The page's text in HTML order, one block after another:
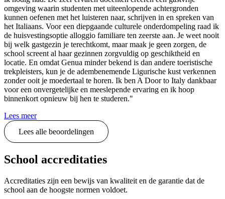
omgeving waarin studenten met uiteenlopende achtergronden
kunnen oefenen met het luisteren naar, schrijven in en spreken van
het Italiaans. Voor een diepgaande culturele onderdompeling raad ik
de huisvestingsoptie alloggio familiare ten zeerste aan. Je weet nooit
bij welk gastgezin je terechtkomt, maar maak je geen zorgen, de
school screent al haar gezinnen zorgvuldig op geschiktheid en
locatie. En omdat Genua minder bekend is dan andere toeristische
trekpleisters, kun je de adembenemende Ligurische kust verkennen
zonder ooit je moedertaal te horen. Ik ben A Door to Italy dankbaar
voor een onvergetelijke en meeslepende ervaring en ik hoop
binnenkort opnieuw bij hen te studeren."
Lees meer
Lees alle beoordelingen
School accreditaties
Accreditaties zijn een bewijs van kwaliteit en de garantie dat de
school aan de hoogste normen voldoet.